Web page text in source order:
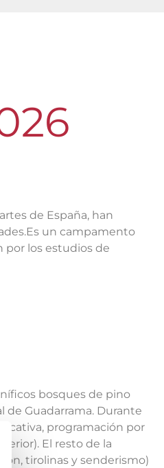
de España, han
un campamento
por los estudios de
bosques de pino
de Guadarrama. Durante
programación por
El resto de la
tirolinas y senderismo)